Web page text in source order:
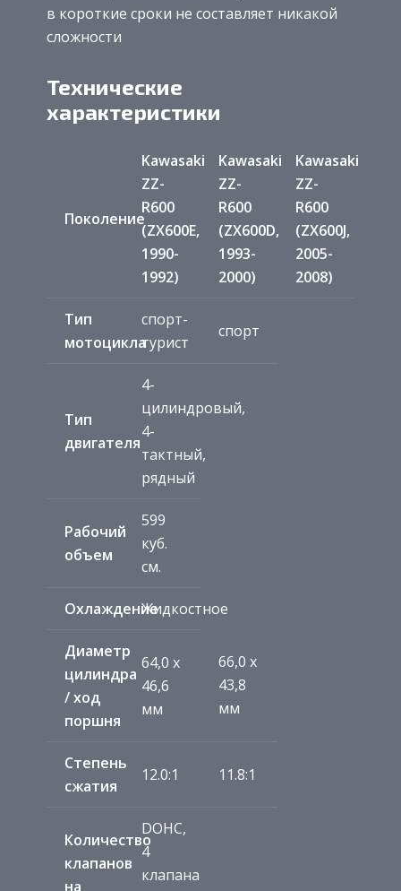
в короткие сроки не составляет никакой
сложности
Технические
характеристики
Поколение
Kawasaki
ZZ-
R600
(ZX600E,
1990-
1992)
Kawasaki
ZZ-
R600
(ZX600D,
1993-
2000)
Kawasaki
ZZ-
R600
(ZX600J,
2005-
2008)
Тип
мотоцикла
спорт-
турист
спорт
Тип
двигателя
4-
цилиндровый,
4-
тактный,
рядный
Рабочий
объем
599
куб.
см.
ОхлаждениеЖидкостное
Диаметр
цилиндра
/ ход
поршня
64,0 x
46,6
мм
66,0 x
43,8
мм
Степень
сжатия
12.0:1 11.8:1
Количество
клапанов
на
DOHC,
4
клапана